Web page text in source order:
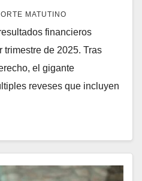
MATUTINO
financieros
trimestre de 2025. Tras
el gigante
reveses que incluyen